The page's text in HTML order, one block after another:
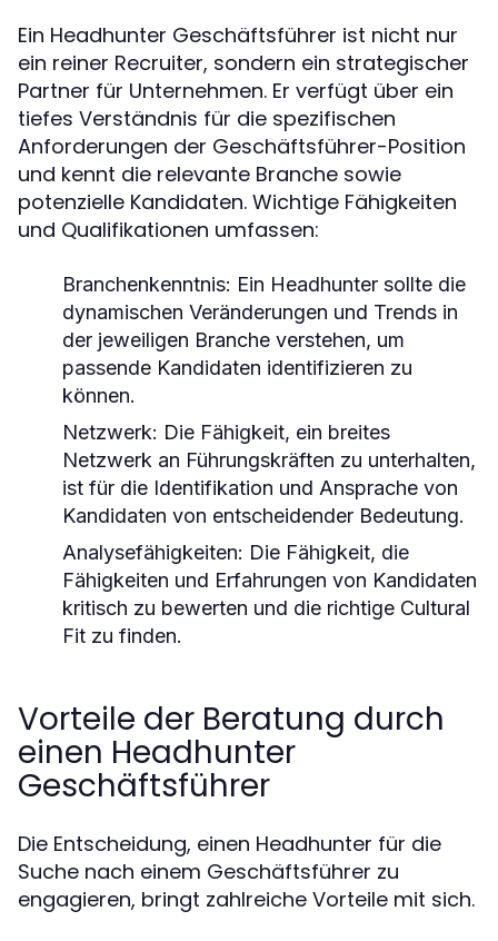
Ein Headhunter Geschäftsführer ist nicht nur
ein reiner Recruiter, sondern ein strategischer
Partner für Unternehmen. Er verfügt über ein
tiefes Verständnis für die spezifischen
Anforderungen der Geschäftsführer-Position
und kennt die relevante Branche sowie
potenzielle Kandidaten. Wichtige Fähigkeiten
und Qualifikationen umfassen:
Branchenkenntnis: Ein Headhunter sollte die
dynamischen Veränderungen und Trends in
der jeweiligen Branche verstehen, um
passende Kandidaten identifizieren zu
können.
Netzwerk: Die Fähigkeit, ein breites
Netzwerk an Führungskräften zu unterhalten,
ist für die Identifikation und Ansprache von
Kandidaten von entscheidender Bedeutung.
Analysefähigkeiten: Die Fähigkeit, die
Fähigkeiten und Erfahrungen von Kandidaten
kritisch zu bewerten und die richtige Cultural
Fit zu finden.
Vorteile der Beratung durch
einen Headhunter
Geschäftsführer
Die Entscheidung, einen Headhunter für die
Suche nach einem Geschäftsführer zu
engagieren, bringt zahlreiche Vorteile mit sich.